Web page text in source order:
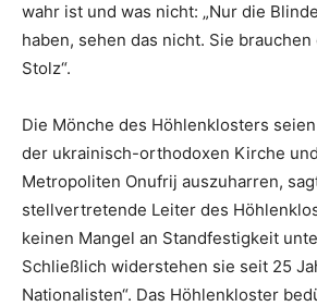
wahr ist und was nicht: „Nur die
haben, sehen das nicht. Sie
Stolz“.
Die Mönche des Höhlenklosters
der ukrainisch-orthodoxen Kirche
Metropoliten Onufrij auszuharren,
stellvertretende Leiter des
keinen Mangel an Standfestigkeit
Schließlich widerstehen sie seit 25
Nationalisten“. Das Höhlenkloster